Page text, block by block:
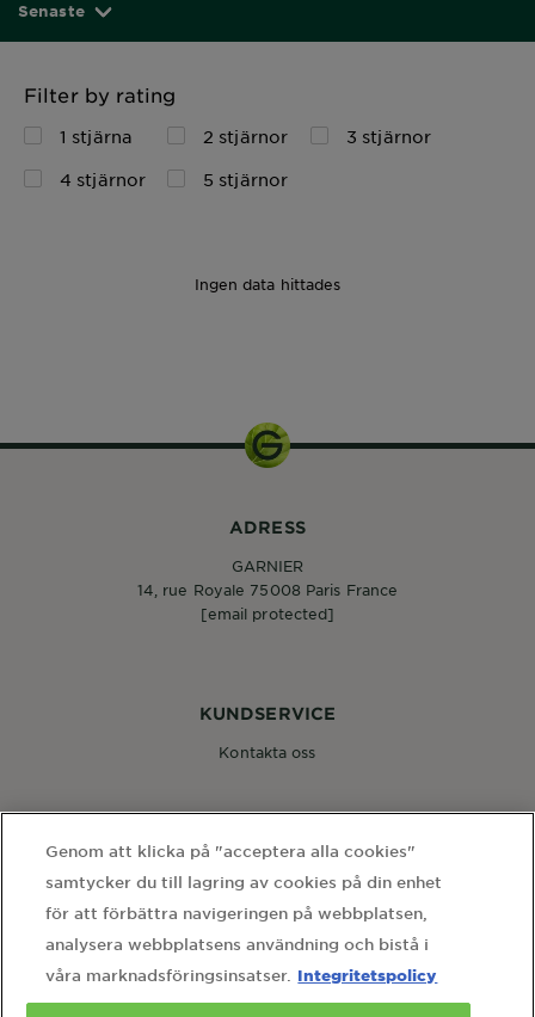
Senaste
Filter by rating
1 stjärna 2 stjärnor
3 stjärnor
4 stjärnor
5 stjärnor
Ingen data hittades
KUNDSERVICE
Kontakta oss
ADRESS
GARNIER
14, rue Royale 75008 Paris France
[email protected]
Genom att klicka på "acceptera alla cookies"
samtycker du till lagring av cookies på din enhet
för att förbättra navigeringen på webbplatsen,
analysera webbplatsens användning och bistå i
våra marknadsföringsinsatser. Integritetspolicy